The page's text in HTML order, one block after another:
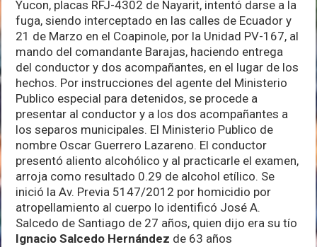
Yucon, placas RFJ-4302 de Nayarit, intentó darse a la
fuga, siendo interceptado en las calles de Ecuador y
21 de Marzo en el Coapinole, por la Unidad PV-167, al
mando del comandante Barajas, haciendo entrega
del conductor y dos acompañantes, en el lugar de los
hechos. Por instrucciones del agente del Ministerio
Publico especial para detenidos, se procede a
presentar al conductor y a los dos acompañantes a
los separos municipales. El Ministerio Publico de
nombre Oscar Guerrero Lazareno. El conductor
presentó aliento alcohólico y al practicarle el examen,
arroja como resultado 0.29 de alcohol etílico. Se
inició la Av. Previa 5147/2012 por homicidio por
atropellamiento al cuerpo lo identificó José A.
Salcedo de Santiago de 27 años, quien dijo era su tío
Ignacio Salcedo Hernández de 63 años